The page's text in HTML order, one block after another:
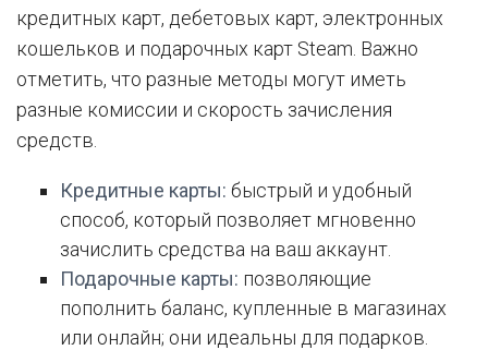
кредитных карт, дебетовых карт, электронных
кошельков и подарочных карт Steam. Важно
отметить, что разные методы могут иметь
разные комиссии и скорость зачисления
средств.
Кредитные карты: быстрый и удобный
способ, который позволяет мгновенно
зачислить средства на ваш аккаунт.
Подарочные карты: позволяющие
пополнить баланс, купленные в магазинах
или онлайн; они идеальны для подарков.